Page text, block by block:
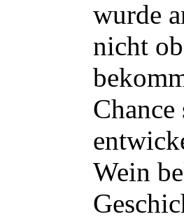
wurde
nicht
Chance
Wein